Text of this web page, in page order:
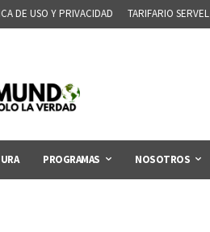
DE USO Y PRIVACIDAD TARIFARIO SERVEL
PROGRAMAS NOSOTROS